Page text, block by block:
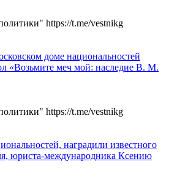
https://t.me/vestnikg
доме национальностей
«Возьмите меч мой: наследие В. М.
https://t.me/vestnikg
наградили известного
юриста-международника Ксению